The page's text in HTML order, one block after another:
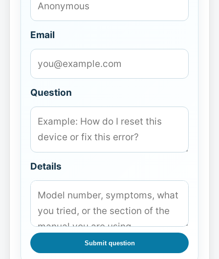
Email
Question
Details
Submit question